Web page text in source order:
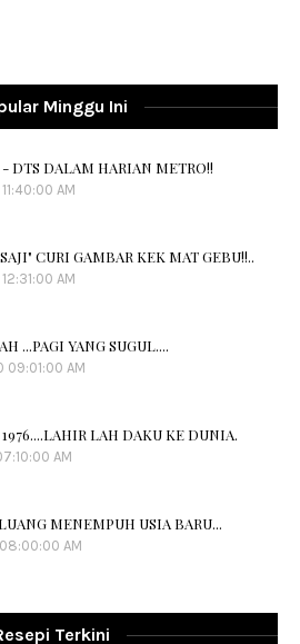
Minggu Ini
- DTS DALAM HARIAN METRO!!
AM
CURI GAMBAR KEK MAT GEBU!!..
AM
...PAGI YANG SUGUL....
AM
1976....LAHIR LAH DAKU KE DUNIA.
AM
MENEMPUH USIA BARU...
AM
Terkini